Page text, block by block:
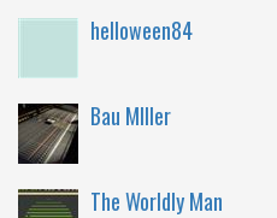
helloween84
Bau MIller
The Worldly Man